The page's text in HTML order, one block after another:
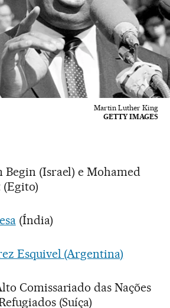
Martin Luther King
GETTY IMAGES
Begin (Israel) e Mohamed
(Índia)
Esquivel (Argentina)
Comissariado das Nações
(Suíça)